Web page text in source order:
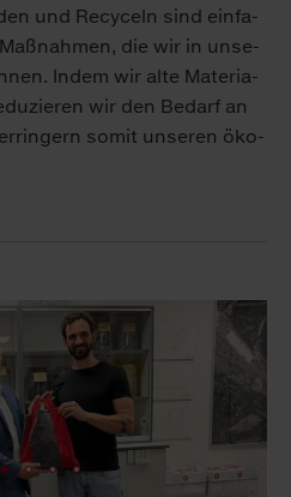
und Re­cy­celn sind ein­fa­
die wir in un­se­
In­dem wir al­te Ma­te­ria­
wir den Be­darf an
so­mit un­se­ren öko­